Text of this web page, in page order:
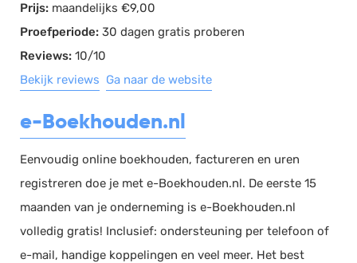
Prijs: maandelijks €9,00
Proefperiode: 30 dagen gratis proberen
Reviews: 10/10
Bekijk reviews Ga naar de website
e-Boekhouden.nl
Eenvoudig online boekhouden, factureren en uren
registreren doe je met e-Boekhouden.nl. De eerste 15
maanden van je onderneming is e-Boekhouden.nl
volledig gratis! Inclusief: ondersteuning per telefoon of
e-mail, handige koppelingen en veel meer. Het best